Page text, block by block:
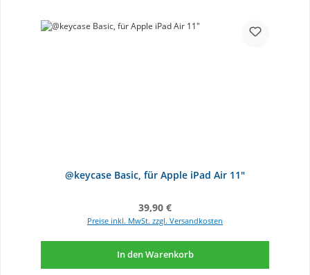
@keycase Basic, für Apple iPad Air 11"
Regulärer Preis:
39,90 €
Preise inkl. MwSt. zzgl. Versandkosten
In den Warenkorb